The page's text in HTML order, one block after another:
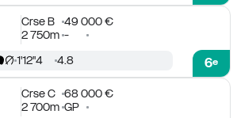
Crse B
49 000 €
2 750m -
6e
1'12''4 4.8
Crse C
68 000 €
2 700m GP